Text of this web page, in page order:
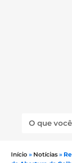
Início » Notícias »